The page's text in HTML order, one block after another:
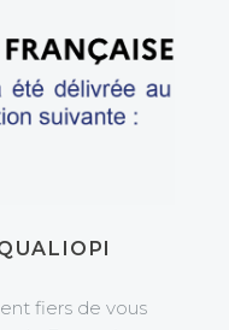
fiers de vous